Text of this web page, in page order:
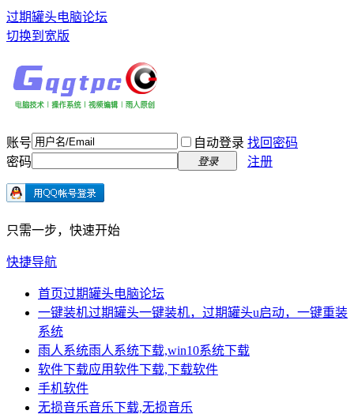
过期罐头电脑论坛
切换到宽版
账号 自动登录 找回密码
密码
登录 注册
只需一步，快速开始
快捷导航
首页过期罐头电脑论坛
一键装机过期罐头一键装机，过期罐头u启动，一键重装
系统
雨人系统雨人系统下载,win10系统下载
软件下载应用软件下载,下载软件
手机软件
无损音乐音乐下载,无损音乐